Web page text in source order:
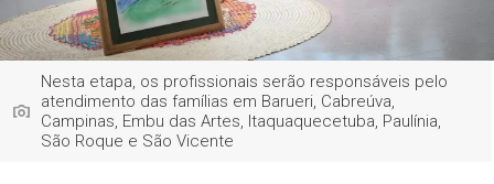
Nesta etapa, os profissionais serão responsáveis pelo
atendimento das famílias em Barueri, Cabreúva,
Campinas, Embu das Artes, Itaquaquecetuba, Paulínia,
São Roque e São Vicente